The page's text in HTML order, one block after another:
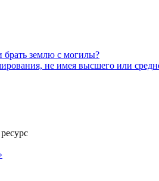
землю с могилы?
не имея высшего или